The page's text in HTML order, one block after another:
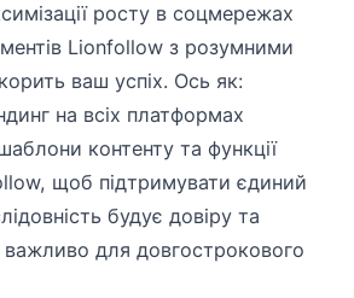
росту в соцмережах
Lionfollow з розумними
ваш успіх. Ось як:
на всіх платформах
контенту та функції
щоб підтримувати єдиний
будує довіру та
важливо для довгострокового